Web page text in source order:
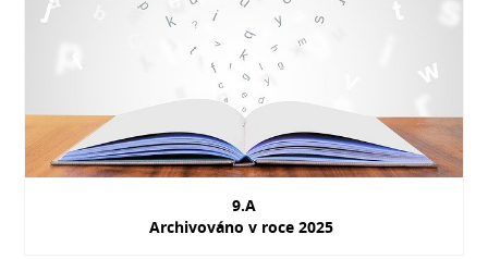
9.A
Archivováno v roce 2025